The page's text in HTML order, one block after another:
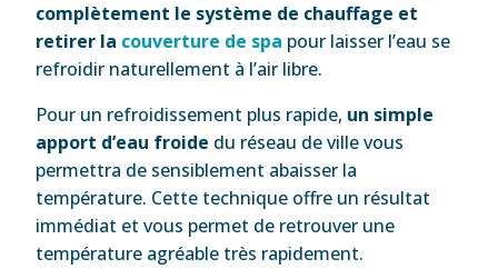
complètement le système de chauffage et
retirer la couverture de spa pour laisser l’eau se
refroidir naturellement à l’air libre.
Pour un refroidissement plus rapide, un simple
apport d’eau froide du réseau de ville vous
permettra de sensiblement abaisser la
température. Cette technique offre un résultat
immédiat et vous permet de retrouver une
température agréable très rapidement.